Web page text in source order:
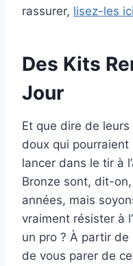
rassurer, lisez-les ici
Des Kits
Jour
Et que dire de
doux qui
lancer dans le tir à
Bronze sont, dit-
années, mais
vraiment résister à
un pro ? À partir
de vous parer de